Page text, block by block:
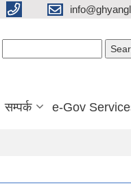
सम्पर्क e-Gov